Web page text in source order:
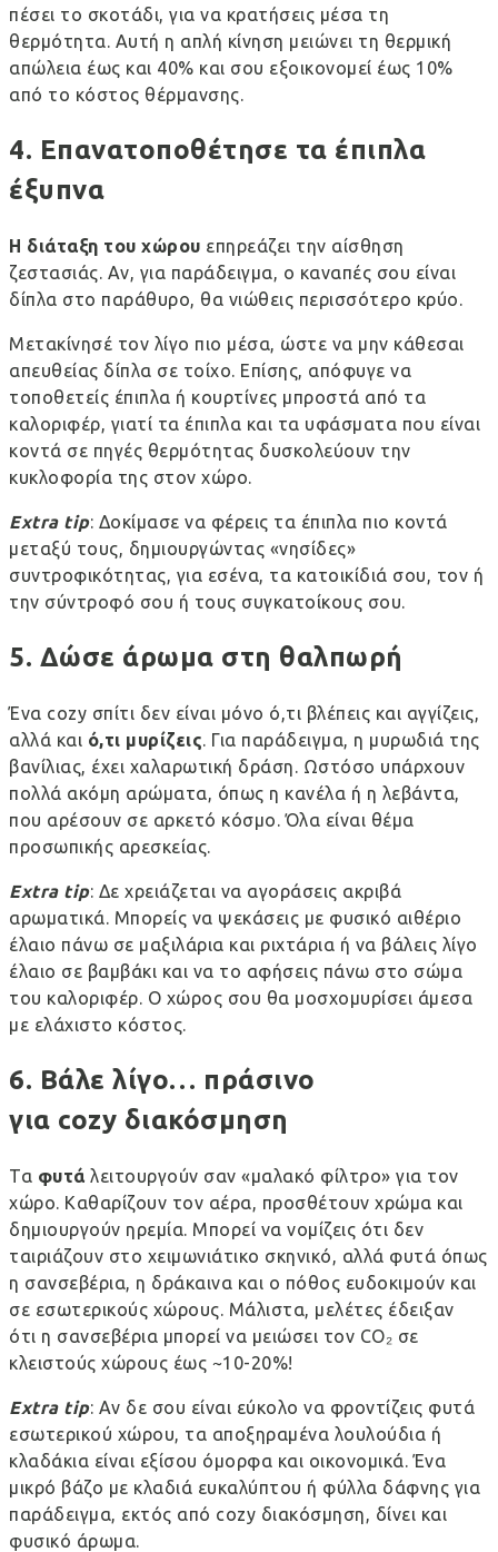
πέσει το σκοτάδι, για να κρατήσεις μέσα τη
θερμότητα. Αυτή η απλή κίνηση μειώνει τη θερμική
απώλεια έως και 40% και σου εξοικονομεί έως 10%
από το κόστος θέρμανσης.
4. Επανατοποθέτησε τα έπιπλα
έξυπνα
Η διάταξη του χώρου επηρεάζει την αίσθηση
ζεστασιάς. Αν, για παράδειγμα, ο καναπές σου είναι
δίπλα στο παράθυρο, θα νιώθεις περισσότερο κρύο.
Μετακίνησέ τον λίγο πιο μέσα, ώστε να μην κάθεσαι
απευθείας δίπλα σε τοίχο. Επίσης, απόφυγε να
τοποθετείς έπιπλα ή κουρτίνες μπροστά από τα
καλοριφέρ, γιατί τα έπιπλα και τα υφάσματα που είναι
κοντά σε πηγές θερμότητας δυσκολεύουν την
κυκλοφορία της στον χώρο.
Extra tip: Δοκίμασε να φέρεις τα έπιπλα πιο κοντά
μεταξύ τους, δημιουργώντας «νησίδες»
συντροφικότητας, για εσένα, τα κατοικίδιά σου, τον ή
την σύντροφό σου ή τους συγκατοίκους σου.
5. Δώσε άρωμα στη θαλπωρή
Ένα cozy σπίτι δεν είναι μόνο ό,τι βλέπεις και αγγίζεις,
αλλά και ό,τι μυρίζεις. Για παράδειγμα, η μυρωδιά της
βανίλιας, έχει χαλαρωτική δράση. Ωστόσο υπάρχουν
πολλά ακόμη αρώματα, όπως η κανέλα ή η λεβάντα,
που αρέσουν σε αρκετό κόσμο. Όλα είναι θέμα
προσωπικής αρεσκείας.
Extra tip: Δε χρειάζεται να αγοράσεις ακριβά
αρωματικά. Μπορείς να ψεκάσεις με φυσικό αιθέριο
έλαιο πάνω σε μαξιλάρια και ριχτάρια ή να βάλεις λίγο
έλαιο σε βαμβάκι και να το αφήσεις πάνω στο σώμα
του καλοριφέρ. Ο χώρος σου θα μοσχομυρίσει άμεσα
με ελάχιστο κόστος.
6. Βάλε λίγο… πράσινο
για cozy διακόσμηση
Τα φυτάλειτουργούν σαν «μαλακό φίλτρο» για τον
χώρο. Καθαρίζουν τον αέρα, προσθέτουν χρώμα και
δημιουργούν ηρεμία. Μπορεί να νομίζεις ότι δεν
ταιριάζουν στο χειμωνιάτικο σκηνικό, αλλά φυτά όπως
η σανσεβέρια, η δράκαινα και ο πόθος ευδοκιμούν και
σε εσωτερικούς χώρους. Μάλιστα, μελέτες έδειξαν
ότι η σανσεβέρια μπορεί να μειώσει τον CO₂ σε
κλειστούς χώρους έως ~10-20%!
Extra tip: Αν δε σου είναι εύκολο να φροντίζεις φυτά
εσωτερικού χώρου, τα αποξηραμένα λουλούδια ή
κλαδάκια είναι εξίσου όμορφα και οικονομικά. Ένα
μικρό βάζο με κλαδιά ευκαλύπτου ή φύλλα δάφνης για
παράδειγμα, εκτός από cozy διακόσμηση, δίνει και
φυσικό άρωμα.